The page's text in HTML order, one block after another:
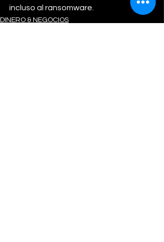
incluso al ransomware.
DINERO & NEGOCIOS